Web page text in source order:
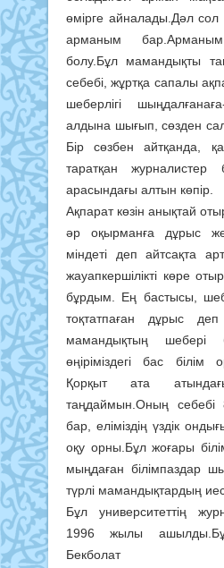
өмірге айналады.Дәл сол
арманым
болу.Бұл мамандықты
себебі, жұртқа сапалы
шеберлігі
алдына шығып, сөзден
Бір сөзбен айтқанда,
таратқан
арасындағы алтын көпір.
Ақпарат көзін анықтай
әр оқырманға дұрыс
міндеті деп айтсақта
жауапкершілікті көре
бұрдым. Ең бастысы,
тоқтатпаған дұрыс
мамандықтың
өңіріміздегі бас
Қорқыт ата
таңдаймын.Оның себебі
бар, еліміздің үздік
оқу орны.Бұл жоғары
мыңдаған білімпаздар
түрлі мамандықтардың
Бұл университеттің
1996 жылы
Бекболат